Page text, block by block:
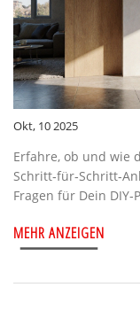
Okt, 10 2025
Erfahre, ob und wie
Fragen für Dein
MEHR ANZEIGEN